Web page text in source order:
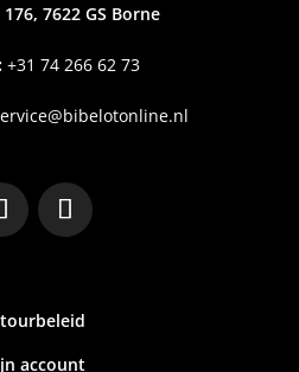
7622 GS Borne
+31 74 266 62 73
account